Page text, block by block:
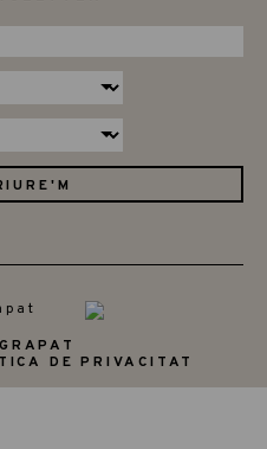
DE PRIVACITAT